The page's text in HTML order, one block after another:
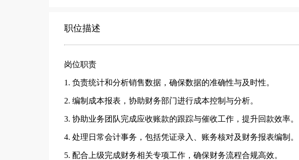
职位描述
岗位职责
1. 负责统计和分析销售数据，确保数据的准确性与及时性。
2. 编制成本报表，协助财务部门进行成本控制与分析。
3. 协助业务团队完成应收账款的跟踪与催收工作，提升回款效率。
4. 处理日常会计事务，包括凭证录入、账务核对及财务报表编制。
5. 配合上级完成财务相关专项工作，确保财务流程合规高效。